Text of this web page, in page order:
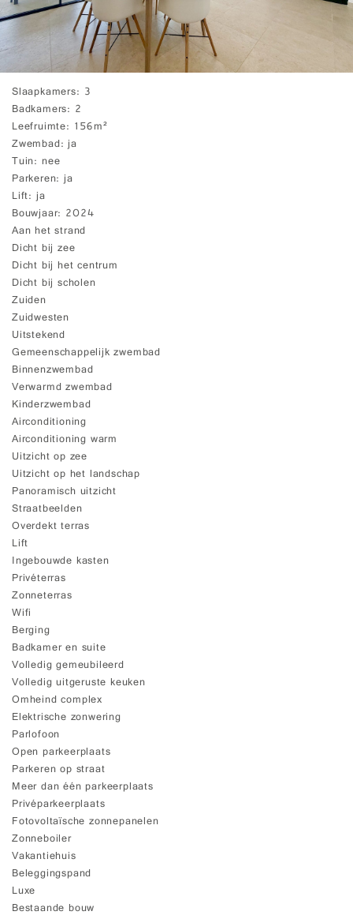
Slaapkamers 3
Badkamers 2
Leefruimte 156m²
Zwembad ja
Tuin nee
Parkeren ja
Lift ja
Bouwjaar 2024
Aan het strand
Dicht bij zee
Dicht bij het centrum
Dicht bij scholen
Zuiden
Zuidwesten
Uitstekend
Gemeenschappelijk zwembad
Binnenzwembad
Verwarmd zwembad
Kinderzwembad
Airconditioning
Airconditioning warm
Uitzicht op zee
Uitzicht op het landschap
Panoramisch uitzicht
Straatbeelden
Overdekt terras
Lift
Ingebouwde kasten
Privéterras
Zonneterras
Wifi
Berging
Badkamer en suite
Volledig gemeubileerd
Volledig uitgeruste keuken
Omheind complex
Elektrische zonwering
Parlofoon
Open parkeerplaats
Parkeren op straat
Meer dan één parkeerplaats
Privéparkeerplaats
Fotovoltaïsche zonnepanelen
Zonneboiler
Vakantiehuis
Beleggingspand
Luxe
Bestaande bouw